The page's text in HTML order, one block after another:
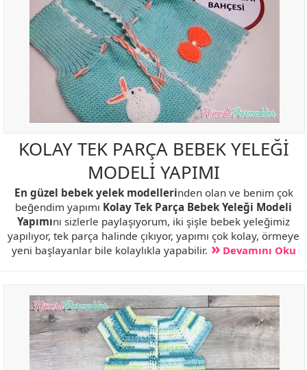
KOLAY TEK PARÇA BEBEK YELEĞİ
MODELİ YAPIMI
En güzel bebek yelek modellerinden olan ve benim çok
beğendim yapımı Kolay Tek Parça Bebek Yeleği Modeli
Yapımını sizlerle paylaşıyorum, iki şişle bebek yeleğimiz
yapılıyor, tek parça halinde çıkıyor, yapımı çok kolay, örmeye
yeni başlayanlar bile kolaylıkla yapabilir.
Devamını Oku